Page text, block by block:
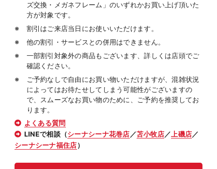
ズ交換・メガネフレーム」のいずれかお買い上げ頂いた
方が対象です。
割引はご来店当日にお使いいただけます。
他の割引・サービスとの併用はできません。
一部割引対象外の商品もございます、詳しくは店頭でご
確認ください。
ご予約なしで自由にお買い物いただけますが、混雑状況
によってはお待たせしてしまう可能性がございますの
で、スムーズなお買い物のために、ご予約を推奨してお
ります。
よくある質問
LINEで相談（シーナシーナ花巻店 ／苫小牧店／ 上磯店／
シーナシーナ福住店）